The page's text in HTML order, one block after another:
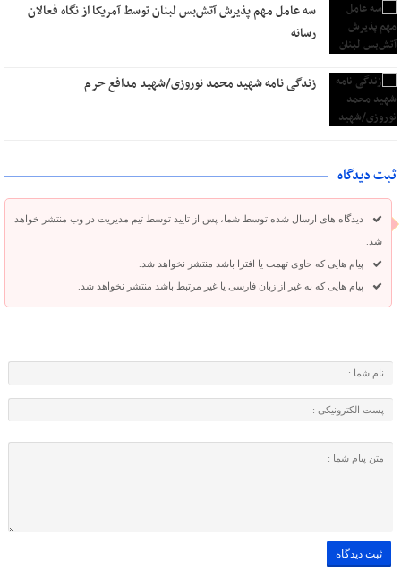
سه عامل مهم پذیرش آتش‌بس لبنان توسط آمریکا از نگاه فعالان
رسانه
زندگی نامه شهید محمد نوروزی/شهید مدافع حرم
ثبت دیدگاه
دیدگاه های ارسال شده توسط شما، پس از تایید توسط تیم مدیریت در وب منتشر خواهد
شد.
پیام هایی که حاوی تهمت یا افترا باشد منتشر نخواهد شد.
پیام هایی که به غیر از زبان فارسی یا غیر مرتبط باشد منتشر نخواهد شد.